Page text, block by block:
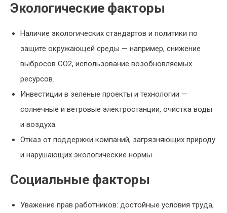
Экологические факторы
Наличие экологических стандартов и политики по
защите окружающей среды — например, снижение
выбросов СО2, использование возобновляемых
ресурсов.
Инвестиции в зеленые проекты и технологии —
солнечные и ветровые электростанции, очистка воды
и воздуха.
Отказ от поддержки компаний, загрязняющих природу
и нарушающих экологические нормы.
Социальные факторы
Уважение прав работников: достойные условия труда,